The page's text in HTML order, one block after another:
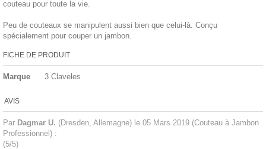
couteau pour toute la vie.
Peu de couteaux se manipulent aussi bien que celui-là. Conçu
spécialement pour couper un jambon.
FICHE DE PRODUIT
Marque 3 Claveles
AVIS
Par Dagmar U. (Dresden, Allemagne) le 05 Mars 2019 (Couteau à Jambon
Professionnel ) :
(5/5)